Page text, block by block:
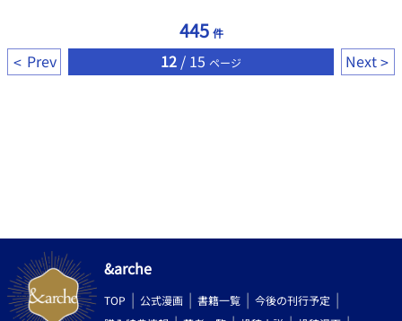
恋人は瓜二つ】 王都にある有名な魔法学校で教師をしている俺の
名前はシュテルン。回復魔法使いだ。約1年前、26と言う年齢で
誘拐されかけたとき。丁度赴任してきた双子のソルとルアに助け
られる。そのときに、一目惚れしたって言われて告白されたあ
445 件
Prev 12 / 15 ページ Next
&arche
TOP 公式漫画 書籍一覧
今後の刊行予定